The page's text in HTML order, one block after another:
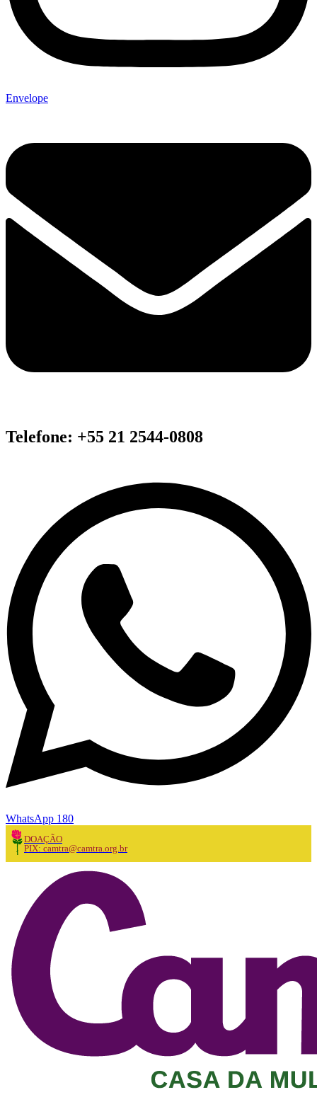
Envelope
Telefone: +55 21 2544-0808
WhatsApp 180
DOAÇÃO
PIX: camtra@camtra.org.br